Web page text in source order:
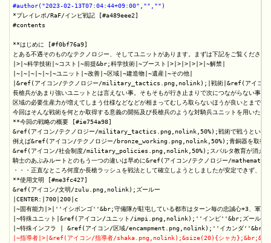
#author("2023-02-13T07:04:44+09:00","","")
*プレイレポ/RaF/インピ戦記 [#a489eee2]
#contents
**はじめに [#f0bf76a9]
とある不遇そのものなテクノロジー、そしてユニットがあります。まずは下記をご覧ください
|>|~科学技術|~コスト|~前提&br;科学技術|~ブースト|>|>|>|>|>|~解禁|
|~|~|~|~|~|~ユニット|~改善|~区域|~建造物|~遺産|~その他|
|&ref(アイコン/テクノロジー/military_tactics.png,nolink);|戦術|&ref(アイ
長槍兵があまり強いユニットとは言えない事。そもそもが行き止まりで次につながらない事
区域の必要生産力が増えてしまう仕様などなどが相まってむしろ取らないほうが良いとまでさ
今回はそんな戦術を何とか取得する意義の開拓及び長槍兵のような対騎兵ユニットを用いた戦
**今回の戦略の概要 [#ie754a98]
&ref(アイコン/テクノロジー/military_tactics.png,nolink,50%);戦術で戦うというコンセ
例えば&ref(アイコン/テクノロジー/bronze_working.png,nolink,50%);青銅器を取得
&ref(アイコン/社会制度/military_policies.png,nolink,50%);スパルタ教育が消えるので
騎士のあぶみルートとのもう一つの違いは早めに&ref(アイコン/テクノロジー/
・・・正直なところ何度か長槍ラッシュを戦法として確立しようとしましたが安定できず、
**使用文明 [#me3fc427]
&ref(アイコン/文明/zulu.png,nolink);ズールー
|CENTER:|700|200|c
|~固有能力|>|''イシボンゴ''&br;守備隊が駐屯している都市はターン毎の忠誠心+3、軍団ま
|~特殊ユニット|&ref(アイコン/ユニット/impi.png,nolink);''インピ''&br;ズールー固有
|~指導者|>|&ref(アイコン/指導者/shaka.png,nolink);&size(20){シャカ};&br;&br;''アマ